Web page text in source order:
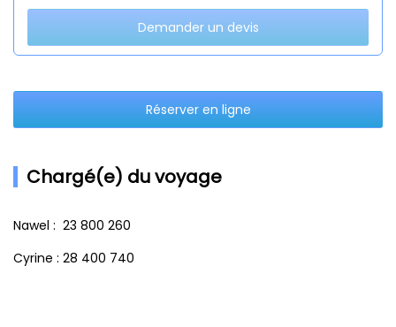
Demander un devis
Réserver en ligne
Chargé(e) du voyage
Nawel : 23 800 260
Cyrine : 28 400 740